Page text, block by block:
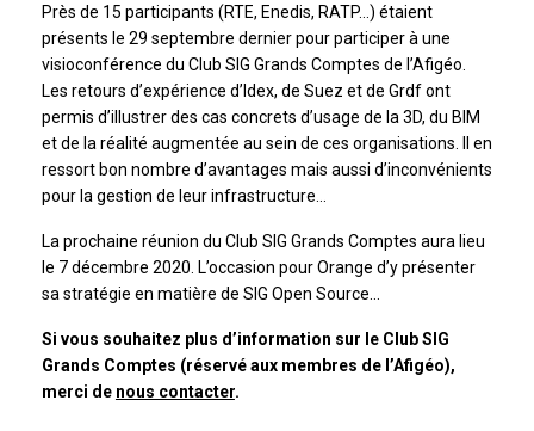
Près de 15 participants (RTE, Enedis, RATP…) étaient
présents le 29 septembre dernier pour participer à une
visioconférence du Club SIG Grands Comptes de l’Afigéo.
Les retours d’expérience d’Idex, de Suez et de Grdf ont
permis d’illustrer des cas concrets d’usage de la 3D, du BIM
et de la réalité augmentée au sein de ces organisations. Il en
ressort bon nombre d’avantages mais aussi d’inconvénients
pour la gestion de leur infrastructure…
La prochaine réunion du Club SIG Grands Comptes aura lieu
le 7 décembre 2020. L’occasion pour Orange d’y présenter
sa stratégie en matière de SIG Open Source…
Si vous souhaitez plus d’information sur le Club SIG
Grands Comptes (réservé aux membres de l’Afigéo),
merci de nous contacter.